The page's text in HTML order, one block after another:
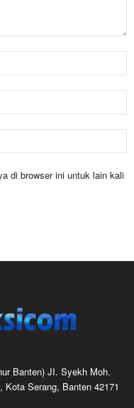
di browser ini untuk lain kali
Banten) JI. Syekh Moh.
Serang, Banten 42171